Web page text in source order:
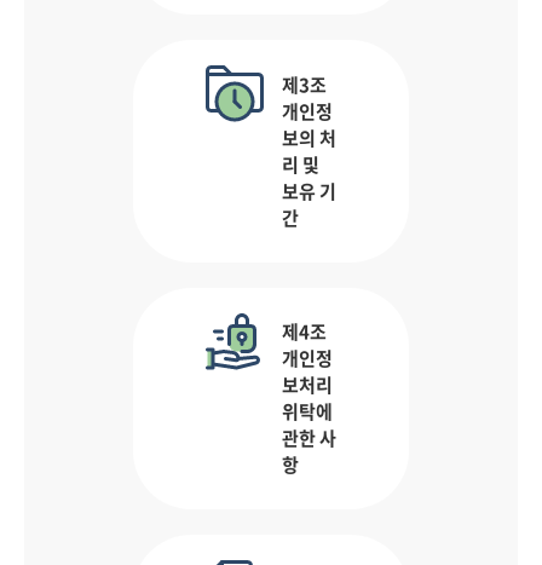
제3조
개인정
보의 처
리 및
보유 기
간
제4조
개인정
보처리
위탁에
관한 사
항